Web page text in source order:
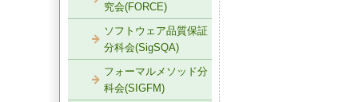
究会(FORCE)
ソフトウェア品質保証
分科会(SigSQA)
フォーマルメソッド分
科会(SIGFM)